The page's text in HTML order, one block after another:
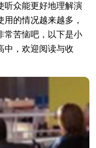
众能更好地理解演
的情况越来越多，
常苦恼吧，以下是小
中，欢迎阅读与收